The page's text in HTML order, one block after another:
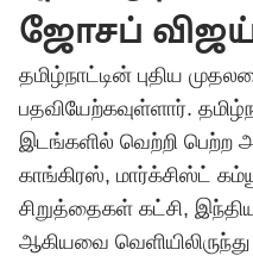
ஜோசப்
தமிழ்நாட்டின் புதிய
பதவியேற்கவுள்ளார்.
இடங்களில் வெற்றி பெற்ற
காங்கிரஸ், மார்க்சிஸ்ட்
சிறுத்தைகள் கட்சி,
ஆகியவை